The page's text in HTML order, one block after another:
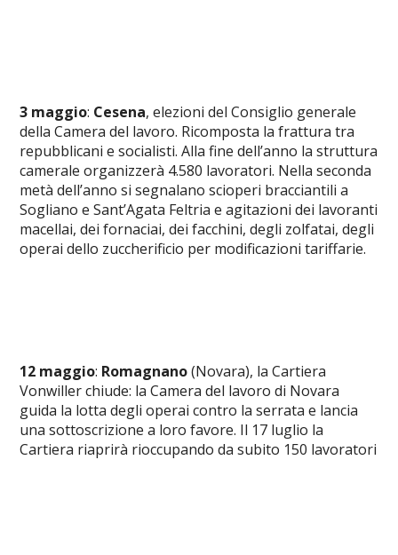
3 maggio: Cesena, elezioni del Consiglio generale
della Camera del lavoro. Ricomposta la frattura tra
repubblicani e socialisti. Alla fine dell’anno la struttura
camerale organizzerà 4.580 lavoratori. Nella seconda
metà dell’anno si segnalano scioperi bracciantili a
Sogliano e Sant’Agata Feltria e agitazioni dei lavoranti
macellai, dei fornaciai, dei facchini, degli zolfatai, degli
operai dello zuccherificio per modificazioni tariffarie.
12 maggio: Romagnano(Novara), la Cartiera
Vonwiller chiude: la Camera del lavoro di Novara
guida la lotta degli operai contro la serrata e lancia
una sottoscrizione a loro favore. Il 17 luglio la
Cartiera riaprirà rioccupando da subito 150 lavoratori